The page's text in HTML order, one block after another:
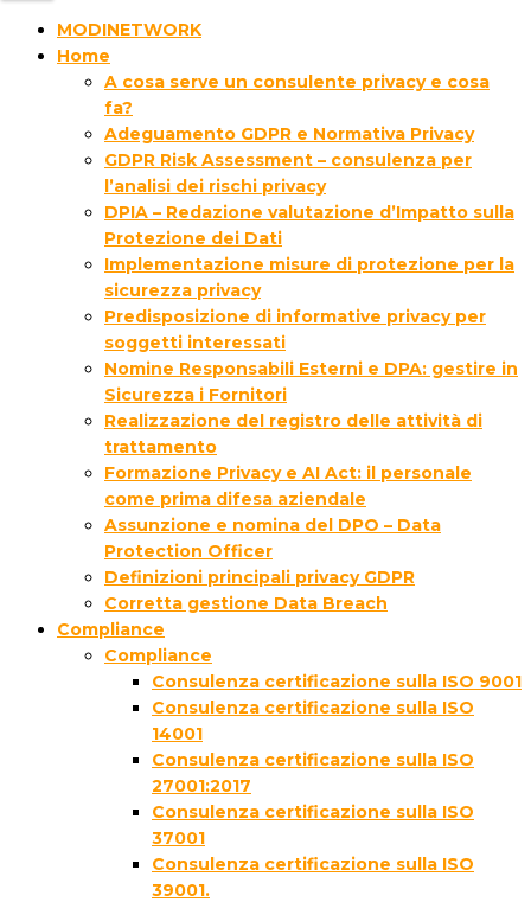
MODINETWORK
Home
A cosa serve un consulente privacy e cosa
fa?
Adeguamento GDPR e Normativa Privacy
GDPR Risk Assessment – consulenza per
l’analisi dei rischi privacy
DPIA – Redazione valutazione d’Impatto sulla
Protezione dei Dati
Implementazione misure di protezione per la
sicurezza privacy
Predisposizione di informative privacy per
soggetti interessati
Nomine Responsabili Esterni e DPA: gestire in
Sicurezza i Fornitori
Realizzazione del registro delle attività di
trattamento
Formazione Privacy e AI Act: il personale
come prima difesa aziendale
Assunzione e nomina del DPO – Data
Protection Officer
Definizioni principali privacy GDPR
Corretta gestione Data Breach
Compliance
Compliance
Consulenza certificazione sulla ISO 9001
Consulenza certificazione sulla ISO
14001
Consulenza certificazione sulla ISO
27001:2017
Consulenza certificazione sulla ISO
37001
Consulenza certificazione sulla ISO
39001.